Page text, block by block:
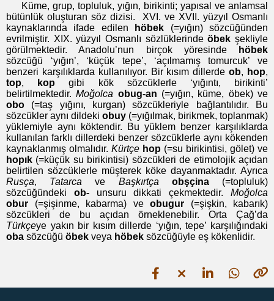
Küme, grup, topluluk, yığın, birikinti; yapısal ve anlamsal
bütünlük oluşturan söz dizisi. XVI. ve XVII. yüzyıl Osmanlı
kaynaklarında ifade edilen
höbek (=yığın) sözcüğünden
evrilmiştir. XIX. yüzyıl Osmanlı sözlüklerindeöbek şekliyle
görülmektedir. Anadolu’nun birçok yöresinde
höbek
sözcüğü ‘yığın’, ‘küçük tepe’, ‘açılmamış tomurcuk’ ve
benzeri karşılıklarda kullanılıyor. Bir kısım dillerdeob, hop,
top, kop gibi kök sözcüklerle ‘yığıntı, birikinti’
belirtilmektedir.Moğolca obug-an (=yığın, küme, öbek) ve
obo (=taş yığını, kurgan) sözcükleriyle bağlantılıdır. Bu
sözcükler aynı dildeki obuy (=yığılmak, birikmek, toplanmak)
yüklemiyle aynı köktendir. Bu yüklem benzer karşılıklarda
kullanılan farklı dillerdeki benzer sözcüklerle aynı kökenden
kaynaklanmış olmalıdır. Kürtçe hop (=su birikintisi, gölet) ve
hopık (=küçük su birikintisi) sözcükleri de etimolojik açıdan
belirtilen sözcüklerle müşterek köke dayanmaktadır. Ayrıca
Rusça, Tatarca ve Başkırtça obşçina(=topluluk)
sözcüğündeki ob-unsuru dikkati çekmektedir.Moğolca
obur (=şişinme, kabarma) ve obugur (=şişkin, kabarık)
sözcükleri de bu açıdan örneklenebilir. Orta Çağ’da
Türkçeye yakın bir kısım dillerde ‘yığın, tepe’ karşılığındaki
oba sözcüğü öbek veya höbek sözcüğüyle eş kökenlidir.